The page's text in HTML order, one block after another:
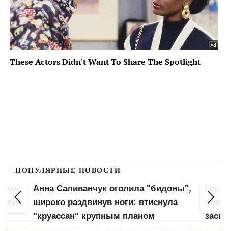
ПОПУЛЯРНЫЕ НОВОСТИ
Анна Саливанчук оголила "бидоны",
широко раздвинув ноги: втиснула
"круассан" крупным планом